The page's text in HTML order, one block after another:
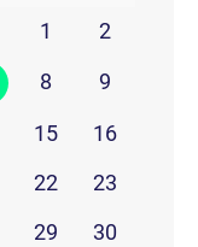
1
2
8 9
15
16
22
23
29
30